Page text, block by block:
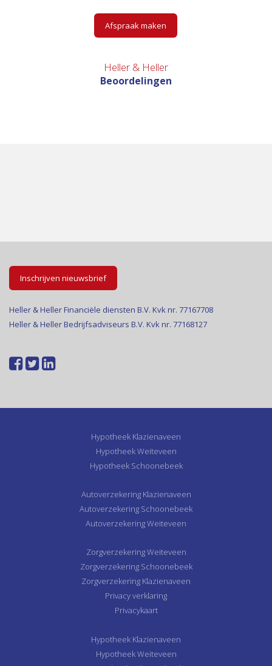
Afspraak maken
Heller & Heller
Beoordelingen
Inschrijven nieuwsbrief
Heller & Heller Financiële diensten B.V. Kvk nr. 77167708
Heller & Heller Bedrijfsadviseurs B.V. Kvk nr. 77168127
Hypotheek Klazienaveen
Hypotheek Weiteveen
Hypotheek Schoonebeek
Autoverzekering Klazienaveen
Autoverzekering Schoonebeek
Autoverzekering Weiteveen
Zorgverzekering Weiteveen
Zorgverzekering Schoonebeek
Zorgverzekering Klazienaveen
Privacy verklaring
Privacykaart
Hypotheek Klazienaveen
Hypotheek Weiteveen